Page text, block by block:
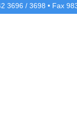
3696 / 3698 • Fax